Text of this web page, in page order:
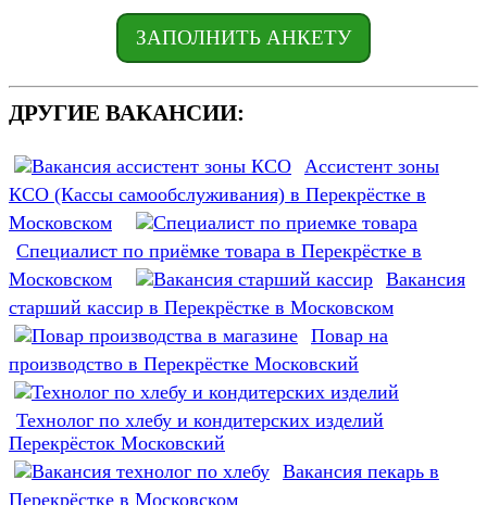
ЗАПОЛНИТЬ АНКЕТУ
ДРУГИЕ ВАКАНСИИ:
Ассистент зоны
КСО (Кассы самообслуживания) в Перекрёстке в
Московском
Специалист по приёмке товара в Перекрёстке в
Московском
Вакансия
старший кассир в Перекрёстке в Московском
Повар на
производство в Перекрёстке Московский
Технолог по хлебу и кондитерских изделий
Перекрёсток Московский
Вакансия пекарь в
Перекрёстке в Московском